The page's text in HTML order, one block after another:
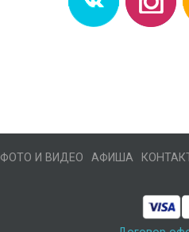
ФОТО И ВИДЕО АФИША